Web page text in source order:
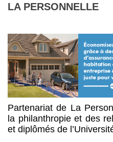
LA PERSONNELLE
Partenariat de La
la philanthropie et des
et diplômés de